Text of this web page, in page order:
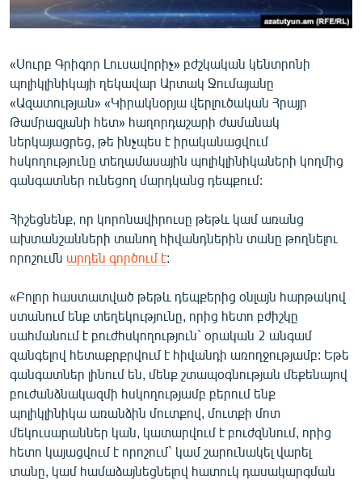
ԿՈՐՈՆԱՎԻՐՈՒՍ
ՏԵՍԱՆՅՈՒԹԵՐ
ԲԱՆԱՎԵՃ
ՁԳՏԵԼՈՎ ԼԱՎԱԳՈՒՅՆԻՆ
ՓՈԴՔԱՍԹ
English
Русский
ՀԵՏԵՎԵՔ ՄԵԶ
«Ազատության» բոլոր կայքերը
«Սուրբ Գրիգոր Լուսավորիչ» բժշկական կենտրոնի
պոլիկլինիկայի ղեկավար Արտակ Ջումայանը
«Ազատության» «Կիրակնօրյա վերլուծական Հրայր
Թամրազյանի հետ» հաղորդաշարի ժամանակ
ներկայացրեց, թե ինչպես է իրականացվում
հսկողությունը տեղամասային պոլիկլինիկաների կողմից
գանգատներ ունեցող մարդկանց դեպքում:
Հիշեցնենք, որ կորոնավիրուսը թեթև կամ առանց
ախտանշանների տանող հիվանդներին տանը թողնելու
որոշումն արդեն գործում է:
«Բոլոր հաստատված թեթև դեպքերից օնլայն հարթակով
ստանում ենք տեղեկությունը, որից հետո բժիշկը
սահմանում է բուժհսկողություն` օրական 2 անգամ
զանգելով հետաքրքրվում է հիվանդի առողջությամբ: Եթե
գանգատներ լինում են, մենք շտապօգնության մեքենայով
բուժանձնակազմի հսկողությամբ բերում ենք
պոլիկլինիկա առանձին մուտքով, մուտքի մոտ
մեկուսարաններ կան, կատարվում է բուժզննում, որից
հետո կայացվում է որոշում` կամ շարունակել վարել
տանը, կամ համաձայնեցնելով հատուկ դասակարգման